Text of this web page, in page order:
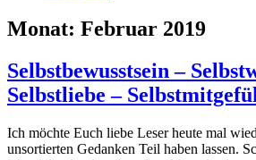
Monat: Februar 2019
Selbstbewusstsein –
Selbstliebe –
Ich möchte Euch liebe Leser heute mal
unsortierten Gedanken Teil haben lassen.